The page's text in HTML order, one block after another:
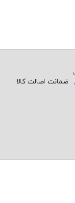
ضمانت اصالت کالا